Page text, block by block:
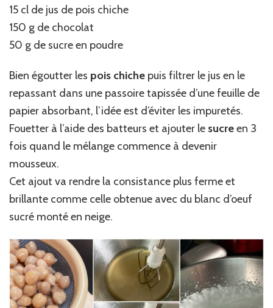
15 cl de jus de pois chiche
150 g de chocolat
50 g de sucre en poudre
Bien égoutter les pois chiche puis filtrer le jus en le
repassant dans une passoire tapissée d’une feuille de
papier absorbant, l’idée est d’éviter les impuretés.
Fouetter à l’aide des batteurs et ajouter le sucreen 3
fois quand le mélange commence à devenir
mousseux.
Cet ajout va rendre la consistance plus ferme et
brillante comme celle obtenue avec du blanc d’oeuf
sucré monté en neige.